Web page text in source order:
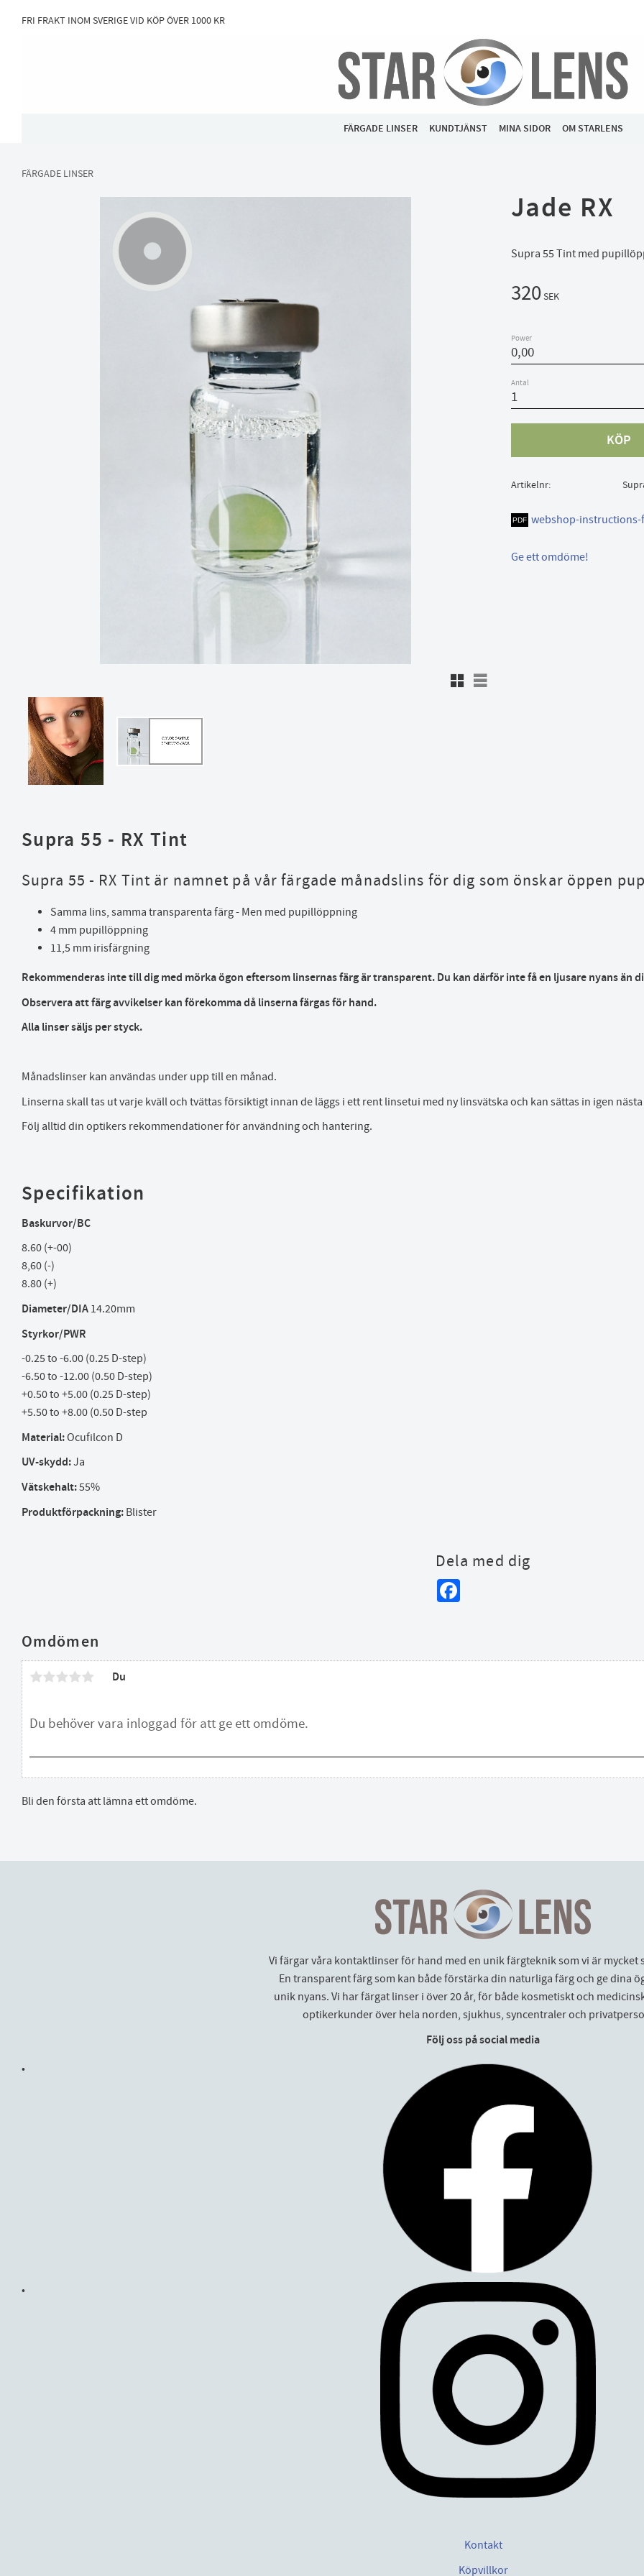
FRI FRAKT INOM SVERIGE VID KÖP ÖVER 1000 KR
FÄRGADE LINSER KUNDTJÄNST MINA SIDOR OM STARLENS
FÄRGADE LINSER
Jade RX
Supra 55 Tint med
Rutnätsvy
Listvy
320SEK
Power
Antal
KÖP
Artikelnr
webshop-
Ge ett omdöme!
Supra 55 - RX Tint
Supra 55 - RX Tint är namnet på vår färgade månadslins för dig som önskar öppen
Samma lins, samma transparenta färg - Men med pupillöppning
4 mm pupillöppning
11,5 mm irisfärgning
Rekommenderas inte till dig med mörka ögon eftersom linsernas färg är transparent. Du kan därför inte få en ljusare nyans än
Observera att färg avvikelser kan förekomma då linserna färgas för hand.
Alla linser säljs per styck.
Månadslinser kan användas under upp till en månad.
Linserna skall tas ut varje kväll och tvättas försiktigt innan de läggs i ett rent linsetui med ny linsvätska och kan sättas in igen
Följ alltid din optikers rekommendationer för användning och hantering.
Specifikation
Baskurvor/BC
8.60 (+-00)
8,60 (-)
8.80 (+)
Diameter/DIA 14.20mm
Styrkor/PWR
-0.25 to -6.00 (0.25 D-step)
-6.50 to -12.00 (0.50 D-step)
+0.50 to +5.00 (0.25 D-step)
+5.50 to +8.00 (0.50 D-step
Material:Ocufilcon D
UV-skydd:Ja
Vätskehalt:55%
Produktförpackning: Blister
Dela med dig
Facebook
Omdömen
Du
Bli den första att lämna ett omdöme.
Vi färgar våra kontaktlinser för hand med en unik färgteknik som vi är
En transparent färg som kan både förstärka din naturliga färg och ge dina
unik nyans. Vi har färgat linser i över 20 år, för både kosmetiskt och
optikerkunder över hela norden, sjukhus, syncentraler och
Följ oss på social media
Kontakt
Köpvillkor